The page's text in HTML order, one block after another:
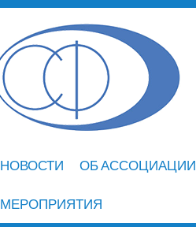
НОВОСТИ ОБ АССОЦИАЦИИ
МЕРОПРИЯТИЯ